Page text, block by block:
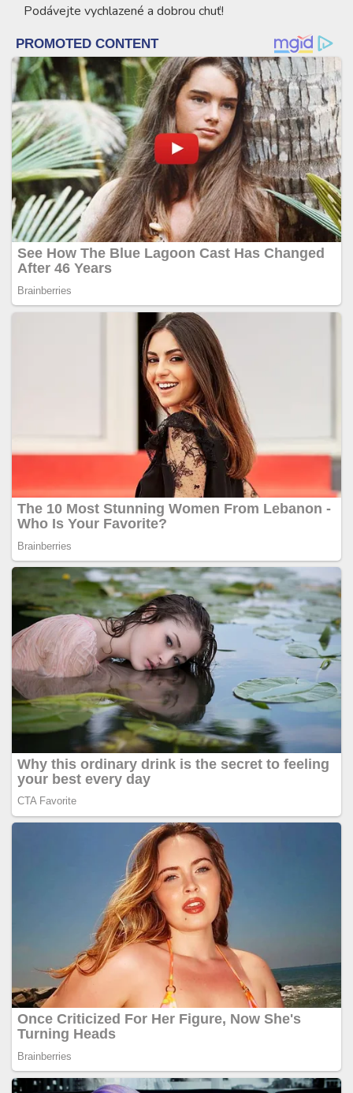
Podávejte vychlazené a dobrou chuť!